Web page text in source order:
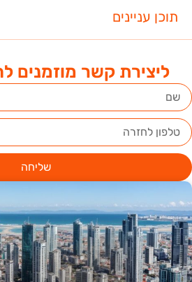
ליצירת קשר מוזמנים
שליחה
תוכן עניינים